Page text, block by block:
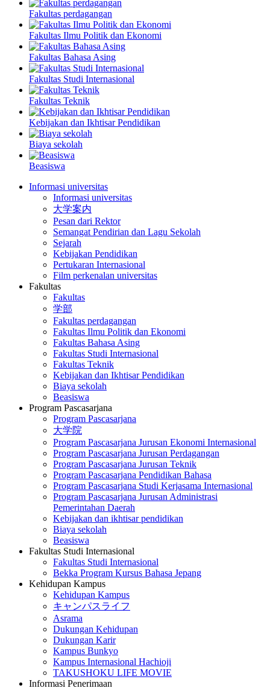
Fakultas perdagangan
Fakultas Ilmu Politik dan Ekonomi
Fakultas Bahasa Asing
Fakultas Studi Internasional
Fakultas Teknik
Kebijakan dan Ikhtisar Pendidikan
Biaya sekolah
Beasiswa
Informasi universitas
Informasi universitas
大学案内
Pesan dari Rektor
Semangat Pendirian dan Lagu Sekolah
Sejarah
Kebijakan Pendidikan
Pertukaran Internasional
Film perkenalan universitas
Fakultas
Fakultas
学部
Fakultas perdagangan
Fakultas Ilmu Politik dan Ekonomi
Fakultas Bahasa Asing
Fakultas Studi Internasional
Fakultas Teknik
Kebijakan dan Ikhtisar Pendidikan
Biaya sekolah
Beasiswa
Program Pascasarjana
Program Pascasarjana
大学院
Program Pascasarjana Jurusan Ekonomi Internasional
Program Pascasarjana Jurusan Perdagangan
Program Pascasarjana Jurusan Teknik
Program Pascasarjana Pendidikan Bahasa
Program Pascasarjana Studi Kerjasama Internasional
Program Pascasarjana Jurusan Administrasi
Pemerintahan Daerah
Kebijakan dan ikhtisar pendidikan
Biaya sekolah
Beasiswa
Fakultas Studi Internasional
Fakultas Studi Internasional
Bekka Program Kursus Bahasa Jepang
Kehidupan Kampus
Kehidupan Kampus
キャンパスライフ
Asrama
Dukungan Kehidupan
Dukungan Karir
Kampus Bunkyo
Kampus Internasional Hachioji
TAKUSHOKU LIFE MOVIE
Informasi Penerimaan